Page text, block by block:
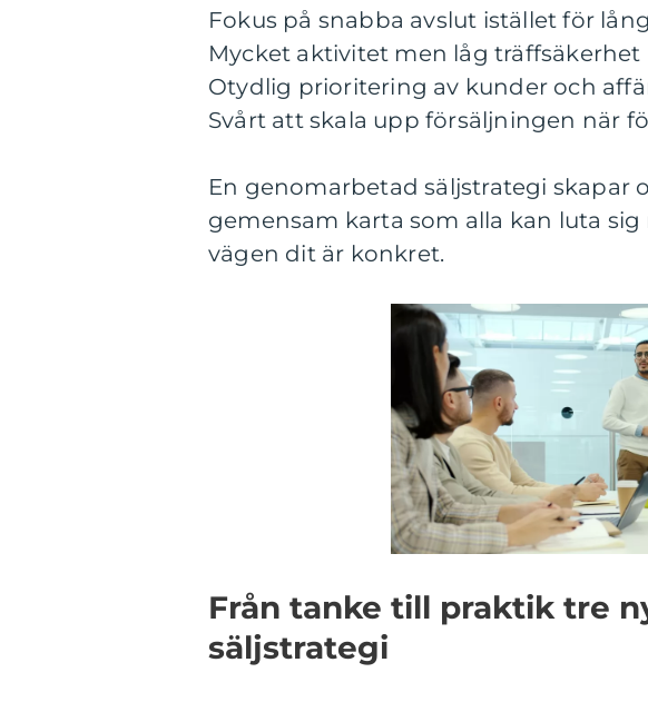
Fokus på snabba avslut istället för
Mycket aktivitet men låg träffsäkerhet
Otydlig prioritering av kunder och
Svårt att skala upp försäljningen när
En genomarbetad säljstrategi skapar
gemensam karta som alla kan luta
vägen dit är konkret.
Från tanke till praktik tre
säljstrategi